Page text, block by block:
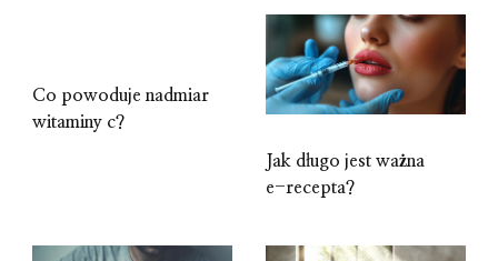
Co powoduje nadmiar
witaminy c?
Jak długo jest ważna
e-recepta?